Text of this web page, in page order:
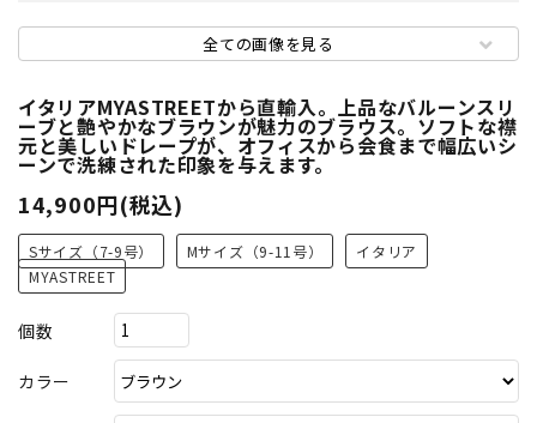
全ての画像を見る
イタリアMYASTREETから直輸入。上品なバルーンスリ
ーブと艶やかなブラウンが魅力のブラウス。ソフトな襟
元と美しいドレープが、オフィスから会食まで幅広いシ
ーンで洗練された印象を与えます。
14,900円(税込)
Sサイズ（7-9号） Mサイズ（9-11号）
イタリア
MYASTREET
個数
カラー